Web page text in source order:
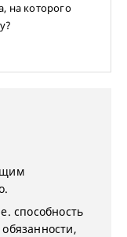
на которого
способность